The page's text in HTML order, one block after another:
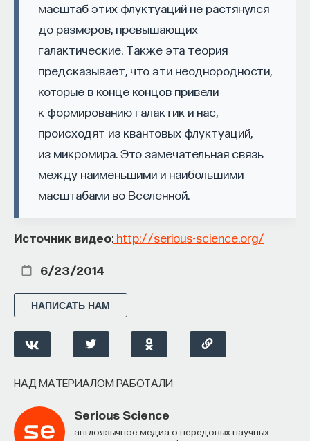
масштаб этих флуктуаций не растянулся
до размеров, превышающих
галактические. Также эта теория
предсказывает, что эти неоднородности,
которые в конце концов привели
к формированию галактик и нас,
происходят из квантовых флуктуаций,
из микромира. Это замечательная связь
между наименьшими и наибольшими
масштабами во Вселенной.
Источник видео: http://serious-science.org/
6/23/2014
НАПИСАТЬ НАМ
НАД МАТЕРИАЛОМ РАБОТАЛИ
Serious Science
Англоязычное медиа о передовых научных
Внеси свой вклад в дело
просвещения!